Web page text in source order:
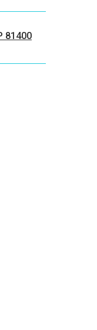
81400